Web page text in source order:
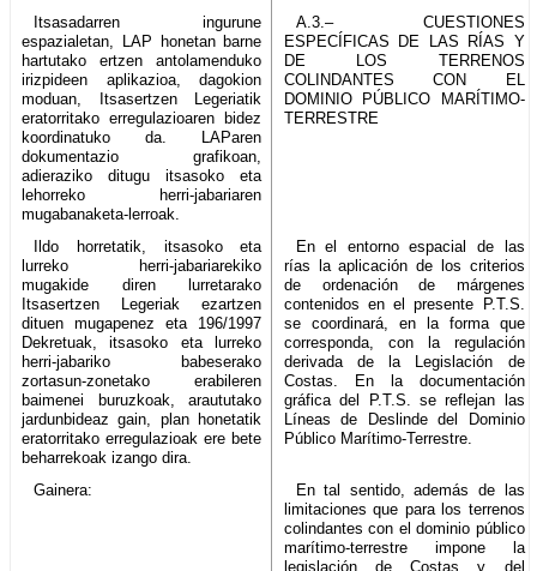
Itsasadarren ingurune
espazialetan, LAP honetan barne
hartutako ertzen antolamenduko
irizpideen aplikazioa, dagokion
moduan, Itsasertzen Legeriatik
eratorritako erregulazioaren bidez
koordinatuko da. LAParen
dokumentazio grafikoan,
adieraziko ditugu itsasoko eta
lehorreko herri-jabariaren
mugabanaketa-lerroak.
A.3.– CUESTIONES
ESPECÍFICAS DE LAS RÍAS Y
DE LOS TERRENOS
COLINDANTES CON EL
DOMINIO PÚBLICO MARÍTIMO-
TERRESTRE
Ildo horretatik, itsasoko eta
lurreko herri-jabariarekiko
mugakide diren lurretarako
Itsasertzen Legeriak ezartzen
dituen mugapenez eta 196/1997
Dekretuak, itsasoko eta lurreko
herri-jabariko babeserako
zortasun-zonetako erabileren
baimenei buruzkoak, araututako
jardunbideaz gain, plan honetatik
eratorritako erregulazioak ere bete
beharrekoak izango dira.
En el entorno espacial de las
rías la aplicación de los criterios
de ordenación de márgenes
contenidos en el presente P.T.S.
se coordinará, en la forma que
corresponda, con la regulación
derivada de la Legislación de
Costas. En la documentación
gráfica del P.T.S. se reflejan las
Líneas de Deslinde del Dominio
Público Marítimo-Terrestre.
Gainera:
En tal sentido, además de las
limitaciones que para los terrenos
colindantes con el dominio público
marítimo-terrestre impone la
legislación de Costas y del